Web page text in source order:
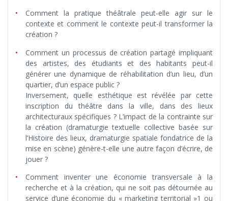
Comment la pratique théâtrale peut-elle agir sur le
contexte et comment le contexte peut-il transformer la
création ?
Comment un processus de création partagé impliquant
des artistes, des étudiants et des habitants peut-il
générer une dynamique de réhabilitation d’un lieu, d’un
quartier, d’un espace public ?
Inversement, quelle esthétique est révélée par cette
inscription du théâtre dans la ville, dans des lieux
architecturaux spécifiques ? L’impact de la contrainte sur
la création (dramaturgie textuelle collective basée sur
l’Histoire des lieux, dramaturgie spatiale fondatrice de la
mise en scène) génère-t-elle une autre façon d’écrire, de
jouer ?
Comment inventer une économie transversale à la
recherche et à la création, qui ne soit pas détournée au
service d’une économie du « marketing territorial »1 ou